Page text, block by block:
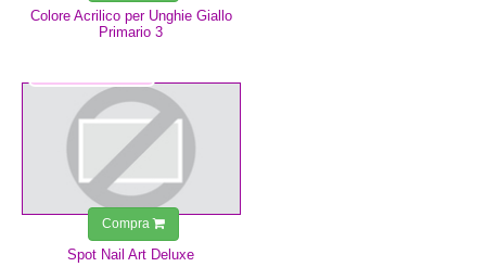
Colore Acrilico per Unghie Giallo
Primario 3
Spot Nail Art Deluxe
Compra